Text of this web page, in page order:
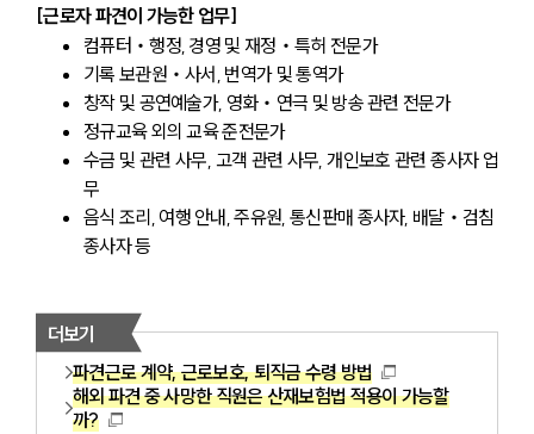
[근로자 파견이 가능한 업무]
컴퓨터‧행정, 경영 및 재정‧특허 전문가
기록 보관원‧사서, 번역가 및 통역가
창작 및 공연예술가, 영화‧연극 및 방송 관련 전문가
정규교육 외의 교육 준전문가
수금 및 관련 사무, 고객 관련 사무, 개인보호 관련 종사자 업
무
음식 조리, 여행 안내, 주유원, 통신판매 종사자, 배달‧검침
종사자 등
더보기
파견근로 계약, 근로보호, 퇴직금 수령 방법
해외 파견 중 사망한 직원은 산재보험법 적용이 가능할
까?